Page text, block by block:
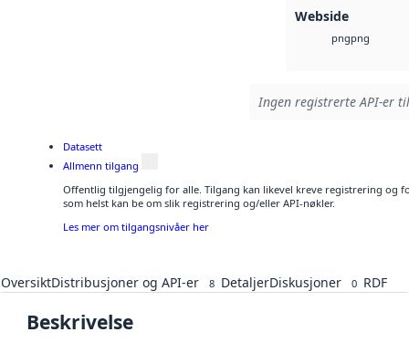
Webside
pngpng
Ingen registrerte API-er
Datasett
Allmenn tilgang
Offentlig tilgjengelig for alle. Tilgang kan likevel kreve registrering og
som helst kan be om slik registrering og/eller API-nøkler.
Les mer om tilgangsnivåer her
OversiktDistribusjoner og API-er 8 DetaljerDiskusjoner 0 RDF
Beskrivelse